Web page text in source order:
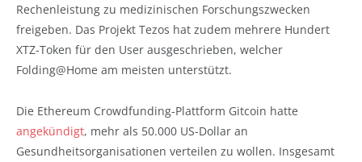
Rechenleistung zu medizinischen Forschungszwecken
freigeben. Das Projekt Tezos hat zudem mehrere Hundert
XTZ-Token für den User ausgeschrieben, welcher
Folding@Home am meisten unterstützt.
Die Ethereum Crowdfunding-Plattform Gitcoin hatte
angekündigt, mehr als 50.000 US-Dollar an
Gesundheitsorganisationen verteilen zu wollen. Insgesamt